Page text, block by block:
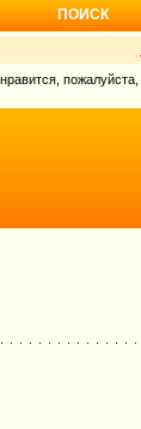
ПОИСК
пожалуйста,